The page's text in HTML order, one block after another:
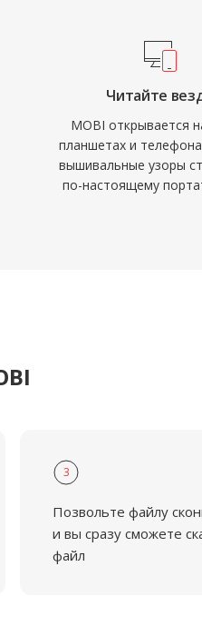
Читайте
MOBI открывается
планшетах и
вышивальные узоры
по-настоящему
3
Позвольте файлу
и вы сразу сможете
файл